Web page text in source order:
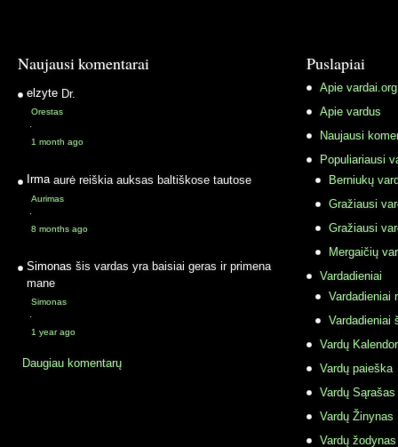
Naujausi komentarai
elzyte Dr.
Orestas
·
1 month ago
Irma aurė reiškia auksas baltiškose tautose
Aurimas
·
8 months ago
Simonas šis vardas yra baisiai geras ir primena
mane
Simonas
·
1 year ago
Daugiau komentarų
Puslapiai
Apie vardai.org
Apie vardus
Naujausi
Populiariausi
Berniukų
Gražiausi
Gražiausi
Mergaičių
Vardadieniai
Vardadieniai
Vardadieniai
Vardų
Vardų paieška
Vardų Sąrašas
Vardų Žinynas
Vardų